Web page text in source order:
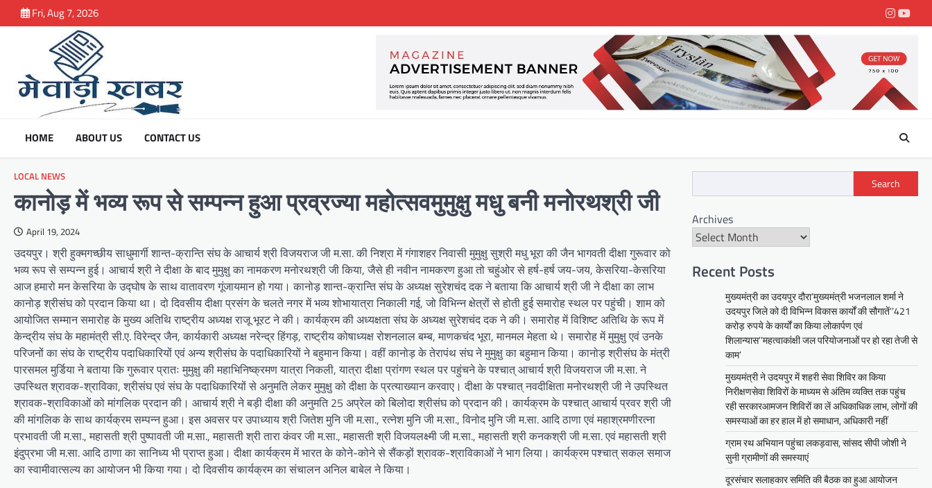
to
Fri, Aug 7, 2026
HOME ABOUT US CONTACT US
LOCAL NEWS
कानोड़ में भव्य रूप से सम्पन्न हुआ प्रव्रज्या महोत्सवमुमुक्षु मधु बनी मनोरथश्री जी
April 19, 2024
उदयपुर। श्री हुक्मगच्छीय साधुमार्गी शान्त-क्रान्ति संघ के आचार्य श्री विजयराज जी म.सा. की निश्रा में गंगाशहर निवासी मुमुक्षु सुश्री मधु भूरा की जैन भागवती दीक्षा गुरूवार को
भव्य रूप से सम्पन्न हुई। आचार्य श्री ने दीक्षा के बाद मुमुक्षु का नामकरण मनोरथश्री जी किया, जैसे ही नवीन नामकरण हुआ तो चहुंओर से हर्ष-हर्ष जय-जय, केसरिया-केसरिया
आज हमारो मन केसरिया के उद्घोष के साथ वातावरण गूंजायमान हो गया। कानोड़ शान्त-क्रान्ति संघ के अध्यक्ष सुरेशचंद दक ने बताया कि आचार्य श्री जी ने दीक्षा का लाभ
कानोड़ श्रीसंघ को प्रदान किया था। दो दिवसीय दीक्षा प्रसंग के चलते नगर में भव्य शोभायात्रा निकाली गई, जो विभिन्न क्षेत्रों से होती हुई समारोह स्थल पर पहुंची। शाम को
आयोजित सम्मान समारोह के मुख्य अतिथि राष्ट्रीय अध्यक्ष राजू भूरट ने की। कार्यक्रम की अध्यक्षता संघ के अध्यक्ष सुरेशचंद दक ने की। समारोह में विशिष्ट अतिथि के रूप में
केन्द्रीय संघ के महामंत्री सी.ए. विरेन्द्र जैन, कार्यकारी अध्यक्ष नरेन्द्र हिंगड़, राष्ट्रीय कोषाध्यक्ष रोशनलाल बम्ब, माणकचंद भूरा, मानमल मेहता थे। समारोह में मुमुक्षु एवं उनके
परिजनों का संघ के राष्ट्रीय पदाधिकारियों एवं अन्य श्रीसंघ के पदाधिकारियों ने बहुमान किया। वहीं कानोड़ के तेरापंथ संघ ने मुमुक्षु का बहुमान किया। कानोड़ श्रीसंघ के मंत्री
पारसमल मुर्डिया ने बताया कि गुरूवार प्रातः मुमुक्षु की महाभिनिष्क्रमण यात्रा निकली, यात्रा दीक्षा प्रांगण स्थल पर पहुंचने के पश्चात् आचार्य श्री विजयराज जी म.सा. ने
उपस्थित श्रावक-श्राविका, श्रीसंघ एवं संघ के पदाधिकारियों से अनुमति लेकर मुमुक्षु को दीक्षा के प्रत्याख्यान करवाए। दीक्षा के पश्चात् नवदीक्षिता मनोरथश्री जी ने उपस्थित
श्रावक-श्राविकाओं को मांगलिक प्रदान की। आचार्य श्री ने बड़ी दीक्षा की अनुमति 25 अप्रेल को बिलोदा श्रीसंघ को प्रदान की। कार्यक्रम के पश्चात् आचार्य प्रवर श्री जी
की मांगलिक के साथ कार्यक्रम सम्पन्न हुआ। इस अवसर पर उपाध्याय श्री जितेश मुनि जी म.सा., रत्नेश मुनि जी म.सा., विनोद मुनि जी म.सा. आदि ठाणा एवं महाश्रमणीरत्ना
प्रभावती जी म.सा., महासती श्री पुष्पावती जी म.सा., महासती श्री तारा कंवर जी म.सा., महासती श्री विजयलक्ष्मी जी म.सा., महासती श्री कनकश्री जी म.सा. एवं महासती श्री
इंदुप्रभा जी म.सा. आदि ठाणा का सानिध्य भी प्राप्त हुआ। दीक्षा कार्यक्रम में भारत के कोने-कोने से सैंकड़ों श्रावक-श्राविकाओं ने भाग लिया। कार्यक्रम पश्चात् सकल समाज
का स्वामीवात्सल्य का आयोजन भी किया गया। दो दिवसीय कार्यक्रम का संचालन अनिल बाबेल ने किया।
Search
Archives
Recent Posts
मुख्यमंत्री का उदयपुर दौरा’मुख्यमंत्री भजनलाल शर्मा ने
उदयपुर जिले को दी विभिन्न विकास कार्यों की सौगातें’’421
करोड़ रुपये के कार्यों का किया लोकार्पण एवं
शिलान्यास’’महत्वाकांक्षी जल परियोजनाओं पर हो रहा तेजी से
काम’
मुख्यमंत्री ने उदयपुर में शहरी सेवा शिविर का किया
निरीक्षणसेवा शिविरों के माध्यम से अंतिम व्यक्ति तक पहुंच
रही सरकारआमजन शिविरों का लें अधिकाधिक लाभ, लोगों की
समस्याओं का हर हाल में हो समाधान, अधिकारी नहीं
ग्राम रथ अभियान पहुंचा लकड़वास, सांसद सीपी जोशी ने
सुनी ग्रामीणों की समस्याएं
दूरसंचार सलाहकार समिति की बैठक का हुआ आयोजन